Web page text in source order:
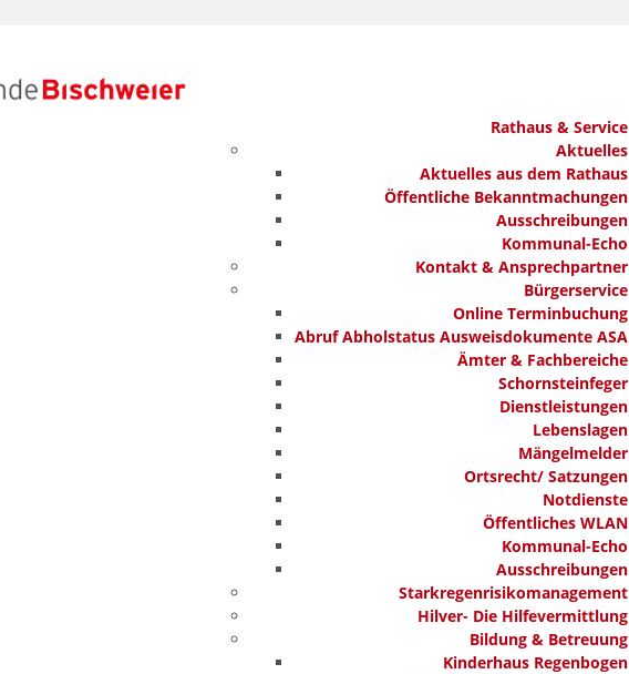
Rathaus & Service
Aktuelles
Aktuelles aus dem Rathaus
Öffentliche Bekanntmachungen
Ausschreibungen
Kommunal-Echo
Kontakt & Ansprechpartner
Bürgerservice
Online Terminbuchung
Abruf Abholstatus Ausweisdokumente ASA
Ämter & Fachbereiche
Schornsteinfeger
Dienstleistungen
Lebenslagen
Mängelmelder
Ortsrecht/ Satzungen
Notdienste
Öffentliches WLAN
Kommunal-Echo
Ausschreibungen
Starkregenrisikomanagement
Hilver- Die Hilfevermittlung
Bildung & Betreuung
Kinderhaus Regenbogen